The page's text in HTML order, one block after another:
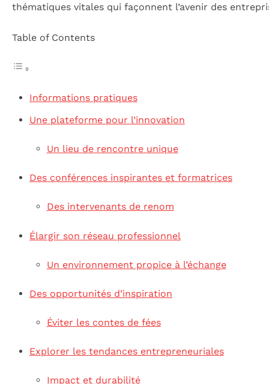
thématiques vitales qui façonnent l’avenir des
Table of Contents
Informations pratiques
Une plateforme pour l’innovation
Un lieu de rencontre unique
Des conférences inspirantes et formatrices
Des intervenants de renom
Élargir son réseau professionnel
Un environnement propice à l’échange
Des opportunités d’inspiration
Éviter les contes de fées
Explorer les tendances entrepreneuriales
Impact et durabilité